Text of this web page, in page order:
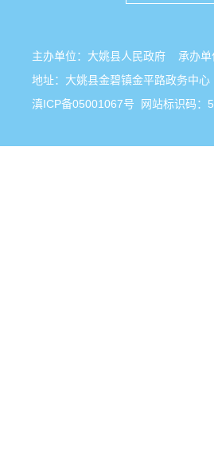
主办单位：大姚县人民政府 承办
地址：大姚县金碧镇金平路政务中
滇ICP备05001067号 网站标识码：